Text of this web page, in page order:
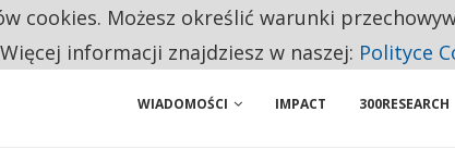
W EUROPEJSKI PRZEMYSŁ. NA LIŚCIE SĄ DWA PODMIOTY Z POLSKI
WIADOMOŚCI IMPACT 300RESEARCH
cookies. Możesz określić warunki
informacji znajdziesz w naszej: Polityce